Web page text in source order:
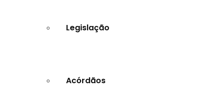
Legislação
Acórdãos